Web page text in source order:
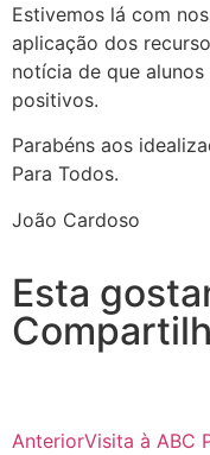
Estivemos lá com
aplicação dos
notícia de que
positivos.
Parabéns aos
Para Todos.
João Cardoso
Esta
AnteriorVisita à ABC